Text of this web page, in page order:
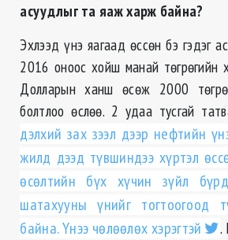
асуудлыг та яаж харж байна?
Эхлээд үнэ яагаад өссөн бэ гэдэг
2016 оноос хойш манай төгрөгийн
Долларын ханш өсөж 2000
болтлоо өслөө. 2 удаа тусгай
дэлхий зах зээл дээр нефтийн
жилд дээд түвшиндээ хүртэл
өсөлтийн бүх хүчин зүйл
шатахууны үнийг тогтоогоод
байна. Үнээ чөлөөлөх хэрэгтэй
.